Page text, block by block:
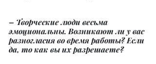
– Творческие люди весьма
эмоциональны. Возникают ли у вас
разногласия во время работы? Если
да, то как вы их разрешаете?